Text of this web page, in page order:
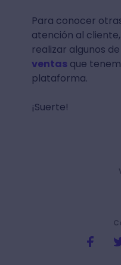
Para conocer
atención al
realizar algunos
ventasque
plataforma.
¡Suerte!